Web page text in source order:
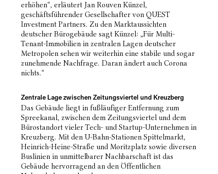
erhöhen“, erläutert Jan Rouven Künzel,
geschäftsführender Gesellschafter von QUEST
Investment Partners. Zu den Marktaussichten
deutscher Bürogebäude sagt Künzel: „Für Multi-
Tenant-Immobilien in zentralen Lagen deutscher
Metropolen sehen wir weiterhin eine stabile und sogar
zunehmende Nachfrage. Daran ändert auch Corona
nichts.“
Zentrale Lage zwischen Zeitungsviertel und Kreuzberg
Das Gebäude liegt in fußläufiger Entfernung zum
Spreekanal, zwischen dem Zeitungsviertel und dem
Bürostandort vieler Tech- und Startup-Unternehmen in
Kreuzberg. Mit den U-Bahn-Stationen Spittelmarkt,
Heinrich-Heine-Straße und Moritzplatz sowie diversen
Buslinien in unmittelbarer Nachbarschaft ist das
Gebäude hervorragend an den Öffentlichen